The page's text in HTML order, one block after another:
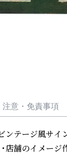
注意・免責事項
テージ風サイ
・店舗のイメー